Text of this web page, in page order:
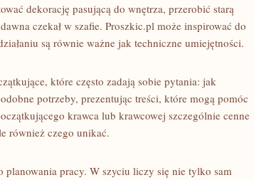
dekorację pasującą do wnętrza, przerobić starą
czekał w szafie. Proszkic.pl może inspirować do
są równie ważne jak techniczne umiejętności.
które często zadają sobie pytania: jak
potrzeby, prezentując treści, które mogą pomóc
krawca lub krawcowej szczególnie cenne
również czego unikać.
planowania pracy. W szyciu liczy się nie tylko sam